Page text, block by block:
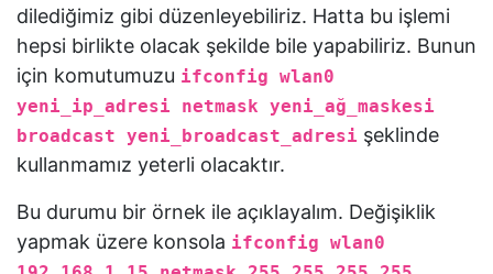
dilediğimiz gibi düzenleyebiliriz. Hatta bu işlemi
hepsi birlikte olacak şekilde bile yapabiliriz. Bunun
için komutumuzu ifconfig wlan0
yeni_ip_adresi netmask yeni_ağ_maskesi
broadcast yeni_broadcast_adresi şeklinde
kullanmamız yeterli olacaktır.
Bu durumu bir örnek ile açıklayalım. Değişiklik
yapmak üzere konsola ifconfig wlan0